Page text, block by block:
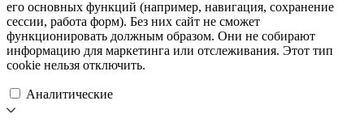
его основных функций (например, навигация, сохранение
сессии, работа форм). Без них сайт не сможет
функционировать должным образом. Они не собирают
информацию для маркетинга или отслеживания. Этот тип
cookie нельзя отключить.
Аналитические